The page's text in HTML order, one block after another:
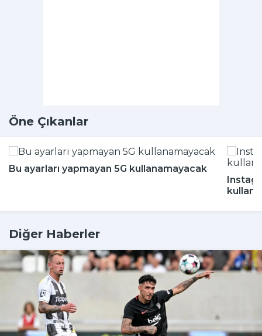
Öne Çıkanlar
Bu ayarları yapmayan 5G kullanamayacak
Diğer Haberler